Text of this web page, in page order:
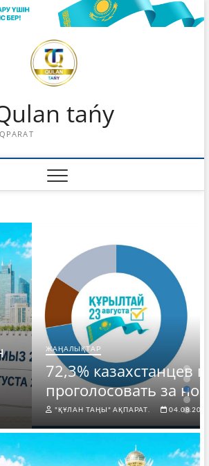
tańy
готовы
за новый Курултай
04.08.2026 NO COMMENTS